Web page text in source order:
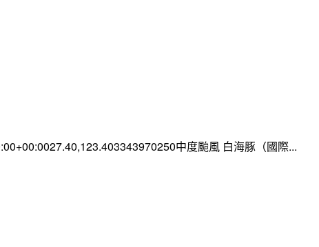
中度颱風 白海豚（國際...